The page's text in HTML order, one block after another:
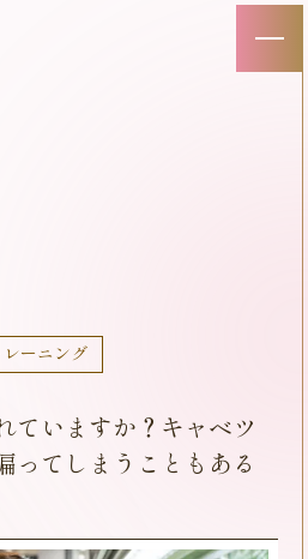
ーニング
ていますか？キャベツ
ってしまうこともある